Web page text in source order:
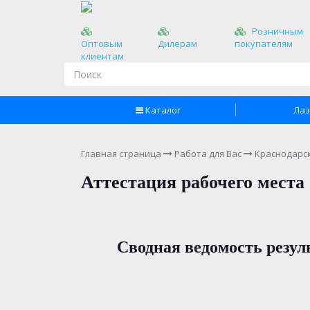
Оптовым
клиентам
Дилерам
Розничным
покупателям
Каталог
Главная страница Работа для Вас
Аттестация рабочего места
Сводная ведомость